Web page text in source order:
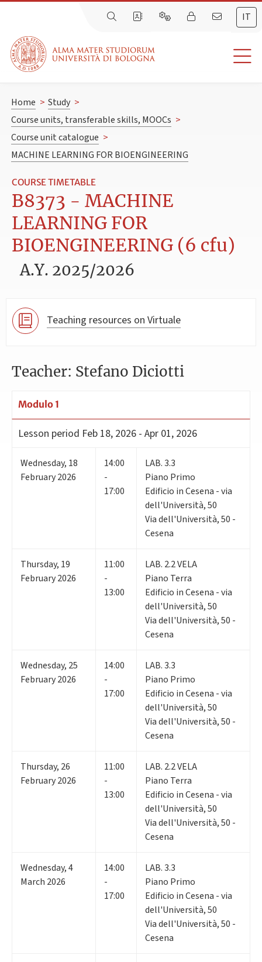
IT
Home > Study >
Course units, transferable skills, MOOCs >
Course unit catalogue >
MACHINE LEARNING FOR BIOENGINEERING
COURSE TIMETABLE
B8373 - MACHINE
LEARNING FOR
BIOENGINEERING (6 cfu)
A.Y. 2025/2026
Teaching resources on Virtuale
Teacher: Stefano Diciotti
Modulo 1
Lesson period Feb 18, 2026 - Apr 01, 2026
Wednesday, 18
February 2026
14:00
-
17:00
LAB. 3.3
Piano Primo
Edificio in Cesena - via
dell'Università, 50
Via dell'Università, 50 -
Cesena
Thursday, 19
February 2026
11:00
-
13:00
LAB. 2.2 VELA
Piano Terra
Edificio in Cesena - via
dell'Università, 50
Via dell'Università, 50 -
Cesena
Wednesday, 25
February 2026
14:00
-
17:00
LAB. 3.3
Piano Primo
Edificio in Cesena - via
dell'Università, 50
Via dell'Università, 50 -
Cesena
Thursday, 26
February 2026
11:00
-
13:00
LAB. 2.2 VELA
Piano Terra
Edificio in Cesena - via
dell'Università, 50
Via dell'Università, 50 -
Cesena
Wednesday,4
March 2026
14:00
-
17:00
LAB. 3.3
Piano Primo
Edificio in Cesena - via
dell'Università, 50
Via dell'Università, 50 -
Cesena